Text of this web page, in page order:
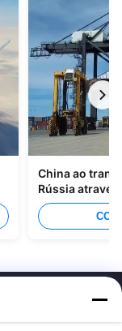
China ao
Rússia através